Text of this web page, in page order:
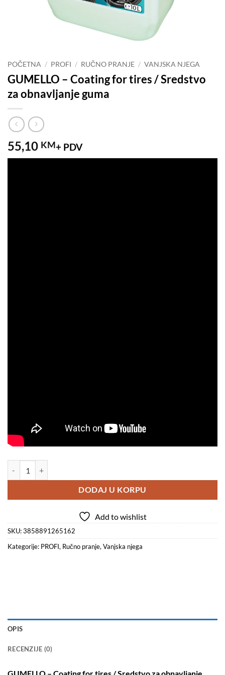
POČETNA / PROFI / RUČNO PRANJE / VANJSKA NJEGA
GUMELLO – Coating for tires / Sredstvo
za obnavljanje guma
55,10 KM+ PDV
DODAJ U KORPU
Add to wishlist
SKU:3858891265162
Kategorije: PROFI, Ručno pranje, Vanjska njega
OPIS
RECENZIJE (0)